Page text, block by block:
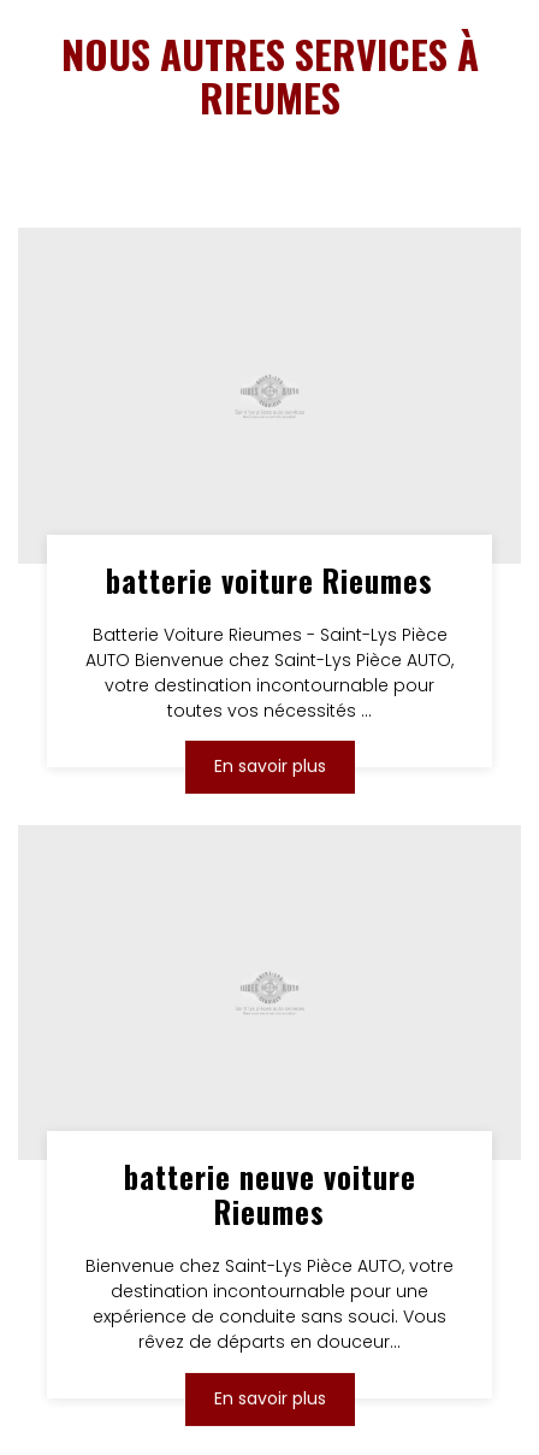
NOUS AUTRES SERVICES À
RIEUMES
batterie voiture Rieumes
Batterie Voiture Rieumes - Saint-Lys Pièce
AUTO Bienvenue chez Saint-Lys Pièce AUTO,
votre destination incontournable pour
toutes vos nécessités ...
En savoir plus
batterie neuve voiture
Rieumes
Bienvenue chez Saint-Lys Pièce AUTO, votre
destination incontournable pour une
expérience de conduite sans souci. Vous
rêvez de départs en douceur...
En savoir plus